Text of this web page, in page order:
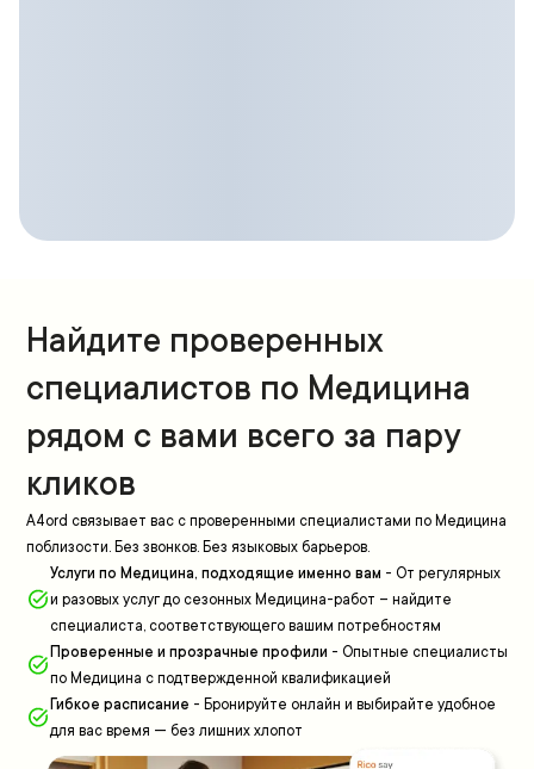
Найдите проверенных
специалистов по Медицина
рядом с вами всего за пару
кликов
A4ord связывает вас с проверенными специалистами по Медицина
поблизости. Без звонков. Без языковых барьеров.
Услуги по Медицина, подходящие именно вам - От регулярных
и разовых услуг до сезонных Медицина-работ – найдите
специалиста, соответствующего вашим потребностям
Проверенные и прозрачные профили - Опытные специалисты
по Медицина с подтвержденной квалификацией
Гибкое расписание - Бронируйте онлайн и выбирайте удобное
для вас время — без лишних хлопот